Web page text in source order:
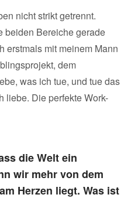
nicht strikt getrennt.
beiden Bereiche gerade
erstmals mit meinem Mann
dem
was ich tue, und tue das
liebe. Die perfekte Work-
die Welt ein
wir mehr von dem
Herzen liegt. Was ist